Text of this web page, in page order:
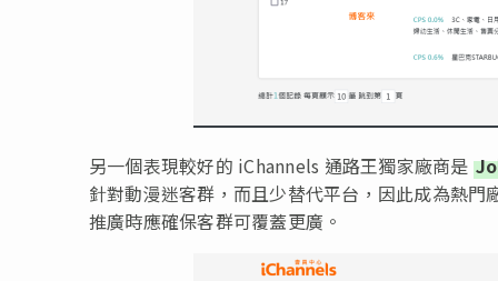
另一個表現較好的 iChannels 通路王獨家廠商是
針對動漫迷客群，而且少替代平台，因此成為熱
推廣時應確保客群可覆蓋更廣。